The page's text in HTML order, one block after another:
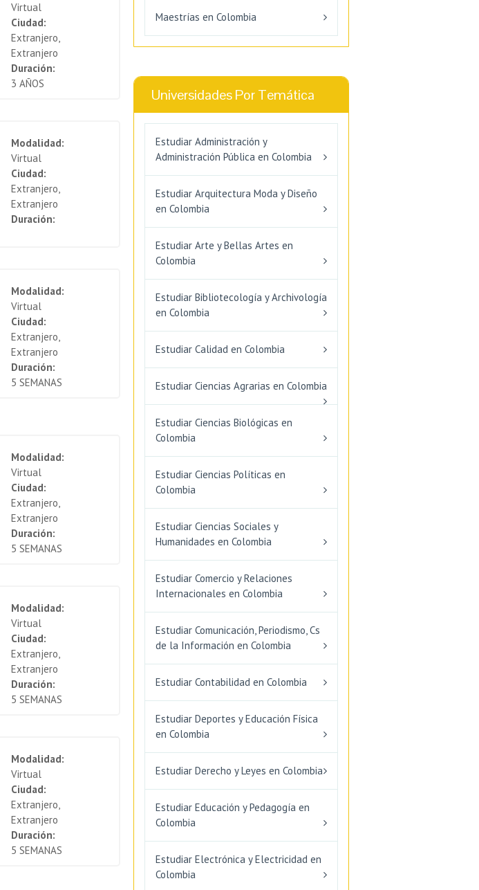
Virtual
Ciudad:
Extranjero,
Extranjero
Duración:
3 AÑOS
Modalidad:
Virtual
Ciudad:
Extranjero,
Extranjero
Duración:
Modalidad:
Virtual
Ciudad:
Extranjero,
Extranjero
Duración:
5 SEMANAS
Modalidad:
Virtual
Ciudad:
Extranjero,
Extranjero
Duración:
5 SEMANAS
Modalidad:
Virtual
Ciudad:
Extranjero,
Extranjero
Duración:
5 SEMANAS
Modalidad:
Virtual
Ciudad:
Extranjero,
Extranjero
Duración:
5 SEMANAS
Maestrías en Colombia
Universidades Por Temática
Estudiar Administración y
Administración Pública en Colombia
Estudiar Arquitectura Moda y Diseño
en Colombia
Estudiar Arte y Bellas Artes en
Colombia
Estudiar Bibliotecología y Archivología
en Colombia
Estudiar Calidad en Colombia
Estudiar Ciencias Agrarias en Colombia
Estudiar Ciencias Biológicas en
Colombia
Estudiar Ciencias Políticas en
Colombia
Estudiar Ciencias Sociales y
Humanidades en Colombia
Estudiar Comercio y Relaciones
Internacionales en Colombia
Estudiar Comunicación, Periodismo, Cs
de la Información en Colombia
Estudiar Contabilidad en Colombia
Estudiar Deportes y Educación Física
en Colombia
Estudiar Derecho y Leyes en Colombia
Estudiar Educación y Pedagogía en
Colombia
Estudiar Electrónica y Electricidad en
Colombia